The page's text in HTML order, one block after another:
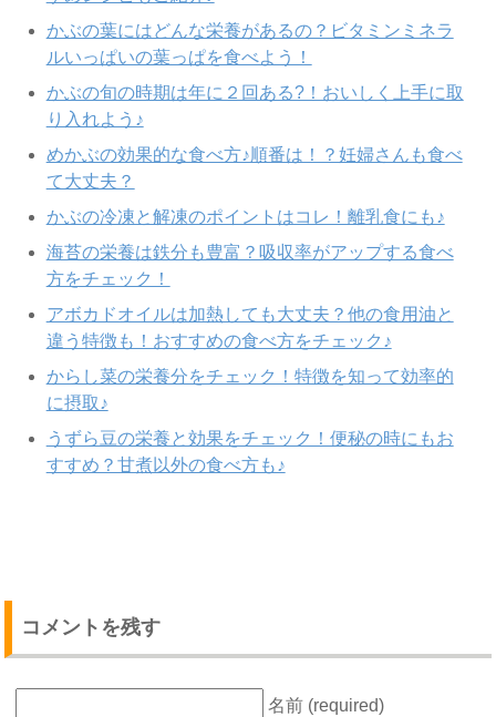
かぶの葉にはどんな栄養があるの？ビタミンミネラ
ルいっぱいの葉っぱを食べよう！
かぶの旬の時期は年に２回ある?！おいしく上手に取
り入れよう♪
めかぶの効果的な食べ方♪順番は！？妊婦さんも食べ
て大丈夫？
かぶの冷凍と解凍のポイントはコレ！離乳食にも♪
海苔の栄養は鉄分も豊富？吸収率がアップする食べ
方をチェック！
アボカドオイルは加熱しても大丈夫？他の食用油と
違う特徴も！おすすめの食べ方をチェック♪
からし菜の栄養分をチェック！特徴を知って効率的
に摂取♪
うずら豆の栄養と効果をチェック！便秘の時にもお
すすめ？甘煮以外の食べ方も♪
コメントを残す
名前 (required)